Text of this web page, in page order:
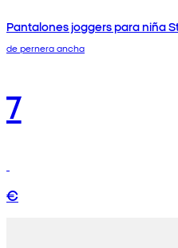
Pantalones joggers para niña
de pernera ancha
7
€